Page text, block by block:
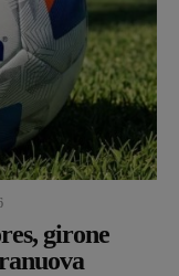
girone